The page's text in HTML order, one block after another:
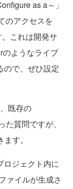
as a～」
のアクセスを
これは開発サ
ようなライブ
ので、ぜひ設定
既存の
質問ですが、
す。
ジェクト内に
ァイルが生成さ